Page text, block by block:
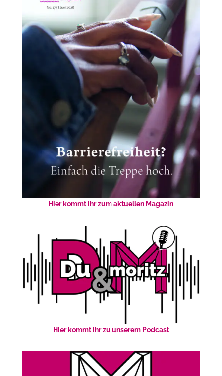
Hier kommt ihr zum aktuellen Magazin
Hier kommt ihr zu unserem Podcast